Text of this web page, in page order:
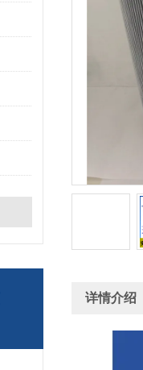
详情介绍